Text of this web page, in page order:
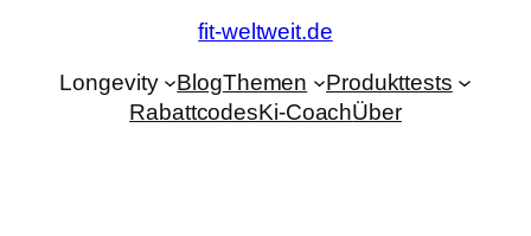
fit-weltweit.de
Longevity BlogThemen
Produkttests
RabattcodesKi-CoachÜber